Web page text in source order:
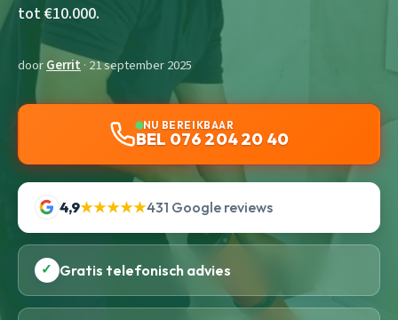
tot €10.000.
doorGerrit · 21 september 2025
NU BEREIKBAAR
BEL 076 204 20 40
4,9★★★★★431 Google reviews
✓ Gratis telefonisch advies